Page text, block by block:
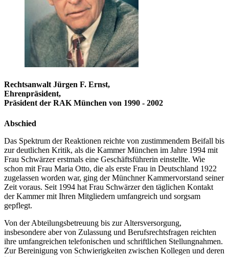
Rechtsanwalt Jürgen F. Ernst,
Ehrenpräsident,
Präsident der RAK München von 1990 - 2002
Abschied
Das Spektrum der Reaktionen reichte von zustimmendem Beifall bis
zur deutlichen Kritik, als die Kammer München im Jahre 1994 mit
Frau Schwärzer erstmals eine Geschäftsführerin einstellte. Wie
schon mit Frau Maria Otto, die als erste Frau in Deutschland 1922
zugelassen worden war, ging der Münchner Kammervorstand seiner
Zeit voraus. Seit 1994 hat Frau Schwärzer den täglichen Kontakt
der Kammer mit Ihren Mitgliedern umfangreich und sorgsam
gepflegt.
Von der Abteilungsbetreuung bis zur Altersversorgung,
insbesondere aber von Zulassung und Berufsrechtsfragen reichten
ihre umfangreichen telefonischen und schriftlichen Stellungnahmen.
Zur Bereinigung von Schwierigkeiten zwischen Kollegen und deren